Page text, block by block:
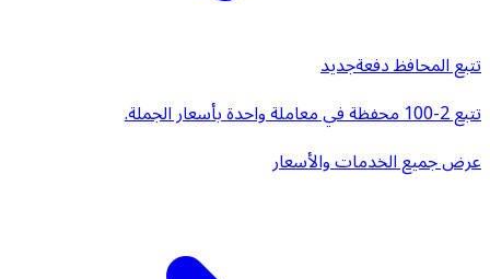
تتبع المحافظ دفعةجديد
تتبع 2-100 محفظة في معاملة واحدة بأسعار الجملة.
عرض جميع الخدمات والأسعار